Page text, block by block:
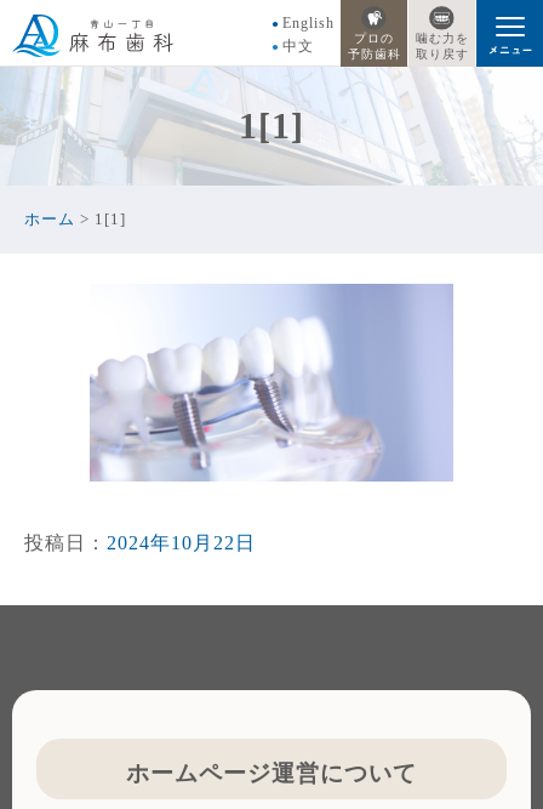
English
中文
プロの
予防歯科
噛む力を
取り戻す
1[1]
ホーム > 1[1]
投稿日： 2024年10月22日
ホームページ運営について